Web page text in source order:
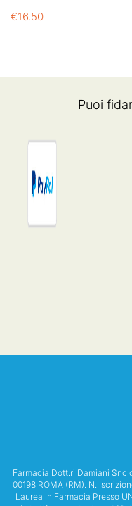
€16.50
Puoi
Farmacia Dott.ri Damiani Snc
00198 ROMA (RM). N.
Laurea In Farmacia Presso